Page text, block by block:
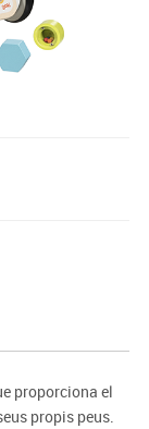
proporciona el
propis peus.